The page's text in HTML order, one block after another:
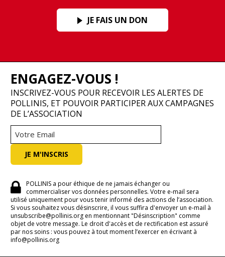
JE FAIS UN DON
ENGAGEZ-VOUS !
INSCRIVEZ-VOUS POUR RECEVOIR LES ALERTES DE
POLLINIS, ET POUVOIR PARTICIPER AUX CAMPAGNES
DE L’ASSOCIATION
POLLINIS a pour éthique de ne jamais échanger ou
commercialiser vos données personnelles. Votre e-mail sera
utilisé uniquement pour vous tenir informé des actions de l’association.
Si vous souhaitez vous désinscrire, il vous suffira d'envoyer un e-mail à
unsubscribe@pollinis.org en mentionnant "Désinscription" comme
objet de votre message. Le droit d'accès et de rectification est assuré
par nos soins : vous pouvez à tout moment l’exercer en écrivant à
info@pollinis.org